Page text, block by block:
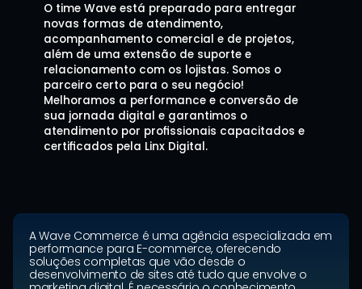
O time Wave está preparado para entregar
novas formas de atendimento,
acompanhamento comercial e de projetos,
além de uma extensão de suporte e
relacionamento com os lojistas. Somos o
parceiro certo para o seu negócio!
Melhoramos a performance e conversão de
sua jornada digital e garantimos o
atendimento por profissionais capacitados e
certificados pela Linx Digital.
A Wave Commerce é uma agência especializada em
performance para E-commerce, oferecendo
soluções completas que vão desde o
desenvolvimento de sites até tudo que envolve o